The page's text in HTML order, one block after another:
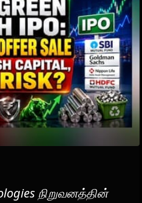
நிறுவனத்தின்